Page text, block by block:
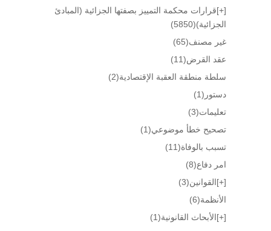
[+]قرارات محكمة التمييز بصفتها الجزائية (المبادئ
الجزائية)(5850)
غير مصنف(65)
عقد القرض(11)
سلطة منطقة العقبة الإقتصادية(2)
دستور (1)
تعليمات(3)
تصحيح خطأ موضوعي(1)
تسبب بالوفاة(11)
امر دفاع(8)
[+]القوانين(3)
الأنظمة(6)
[+]الأبحاث القانونية(1)